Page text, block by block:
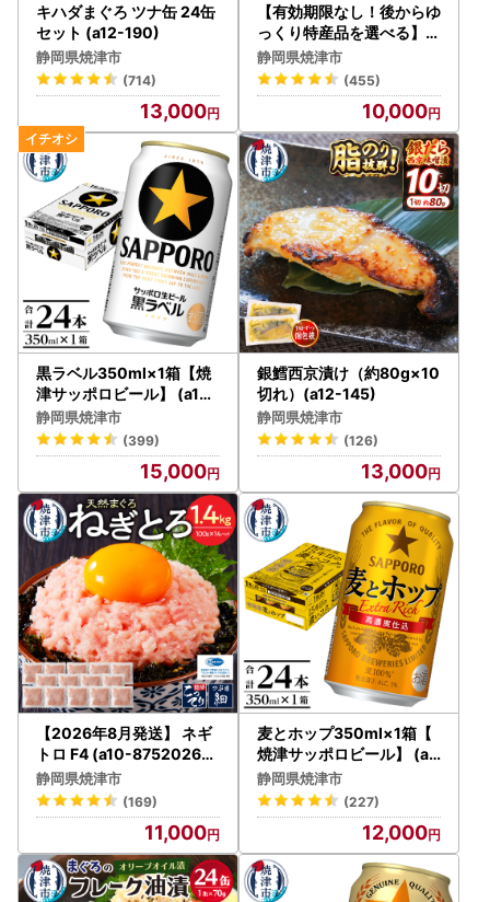
キハダまぐろ ツナ缶 24缶
セット (a12-190)
静岡県焼津市
(714)
13,000
【有効期限なし！後からゆ
っくり特産品を選べる】静
岡県焼津市カタログポイン
ト
静岡県焼津市
(455)
10,000
黒ラベル350ml×1箱【焼
津サッポロビール】 (a15-
706)
静岡県焼津市
(399)
15,000
銀鱈西京漬け（約80g×10
切れ）(a12-145)
静岡県焼津市
(126)
13,000
【2026年8月発送】 ネギ
トロ F4 (a10-87520260
8)
静岡県焼津市
(169)
11,000
麦とホップ350ml×1箱【
焼津サッポロビール】 (a1
2-267)
静岡県焼津市
(227)
12,000